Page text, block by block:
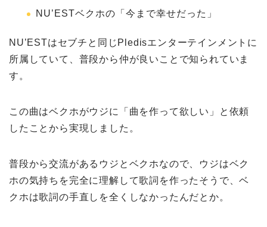
NU’ESTベクホの「今まで幸せだった」
NU’ESTはセブチと同じPledisエンターテインメントに
所属していて、普段から仲が良いことで知られていま
す。
この曲はベクホがウジに「曲を作って欲しい」と依頼
したことから実現しました。
普段から交流があるウジとベクホなので、ウジはベク
ホの気持ちを完全に理解して歌詞を作ったそうで、ベ
クホは歌詞の手直しを全くしなかったんだとか。